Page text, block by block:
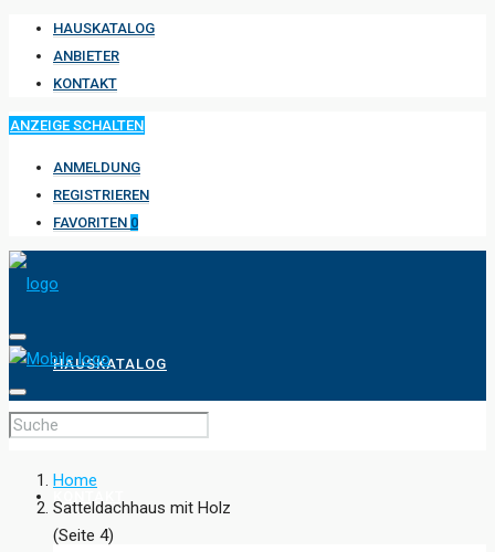
HAUSKATALOG
ANBIETER
KONTAKT
ANZEIGE SCHALTEN
ANMELDUNG
REGISTRIEREN
FAVORITEN 0
HAUSKATALOG
ANBIETER
Home
Satteldachhaus mit Holz
(Seite 4)